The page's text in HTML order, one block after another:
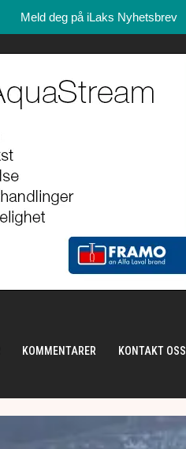
KOMMENTARER KONTAKT OSS
Meld deg på iLaks Nyhetsbrev